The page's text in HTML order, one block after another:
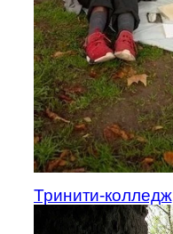
Тринити-колледж